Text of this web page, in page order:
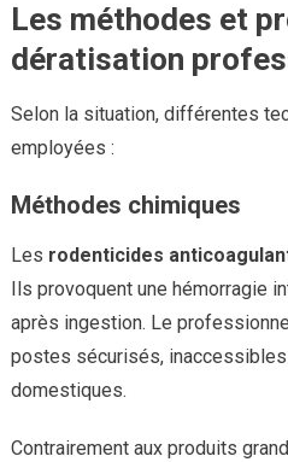
Les méthodes et
dératisation
Selon la situation, différentes
employées :
Méthodes chimiques
Les rodenticides
Ils provoquent une hémorragie
après ingestion. Le
postes sécurisés,
domestiques.
Contrairement aux produits